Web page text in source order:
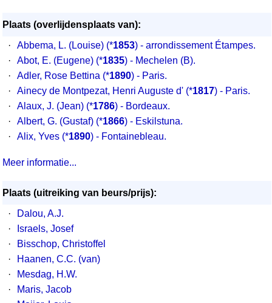
Plaats (overlijdensplaats van):
·
Abbema, L. (Louise) (*1853) - arrondissement Étampes.
·
Abot, E. (Eugene) (*1835) - Mechelen (B).
·
Adler, Rose Bettina (*1890) - Paris.
·
Ainecy de Montpezat, Henri Auguste d' (*1817) - Paris.
·
Alaux, J. (Jean) (*1786) - Bordeaux.
·
Albert, G. (Gustaf) (*1866) - Eskilstuna.
·
Alix, Yves (*1890) - Fontainebleau.
Meer informatie...
Plaats (uitreiking van beurs/prijs):
·
Dalou, A.J.
·
Israels, Josef
·
Bisschop, Christoffel
·
Haanen, C.C. (van)
·
Mesdag, H.W.
·
Maris, Jacob